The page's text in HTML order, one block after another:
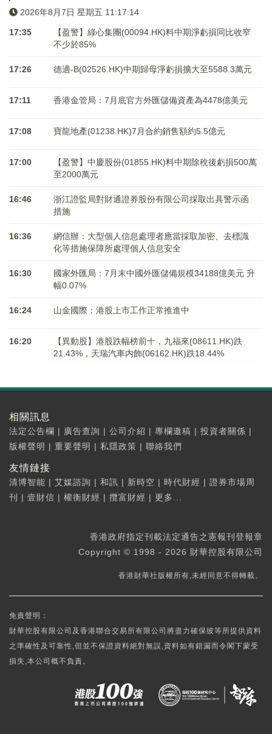
2026年8月7日 星期五 11:17:15
17:35
【盈警】綠心集團(00094.HK)料中期淨虧損同比收窄
不少於85%
17:26 德適-B(02526.HK)中期歸母淨虧損擴大至5588.3萬元
17:11 香港金管局：7月底官方外匯儲備資產為4478億美元
17:08 寶龍地產(01238.HK)7月合約銷售額約5.5億元
17:00
【盈警】中慶股份(01855.HK)料中期除稅後虧損500萬
至2000萬元
16:46
浙江證監局對財通證券股份有限公司採取出具警示函
措施
16:36
網信辦：大型個人信息處理者應當採取加密、去標識
化等措施保障所處理個人信息安全
16:30
國家外匯局：7月末中國外匯儲備規模34188億美元 升
幅0.07%
16:24 山金國際：港股上市工作正常推進中
16:20
【異動股】港股跌幅榜前十，九福來(08611.HK)跌
21.43%，天瑞汽車内飾(06162.HK)跌18.44%
相關訊息
法定公告欄 | 廣告查詢 | 公司介紹 | 專欄邀稿 | 投資者關係 |
版權聲明 | 重要聲明 | 私隱政策 | 聯絡我們
友情鏈接
清博智能 | 艾媒諮詢 | 和訊 | 新時空 | 時代財經 | 證券市場周
刊
| 壹財信 | 權衡財經 | 攬富財經 | 更多...
香港政府指定刊載法定通告之憲報刊登報章
Copyright © 1998 - 2026 財華控股有限公司
香港財華社版權所有,未經同意不得轉載。
免責聲明：
財華控股有限公司及香港聯合交易所有限公司將盡力確保彼等所提供資料
之準確性及可靠性,但並不保證資料絕對無誤,資料如有錯漏而令閣下蒙受
損失,本公司概不負責。